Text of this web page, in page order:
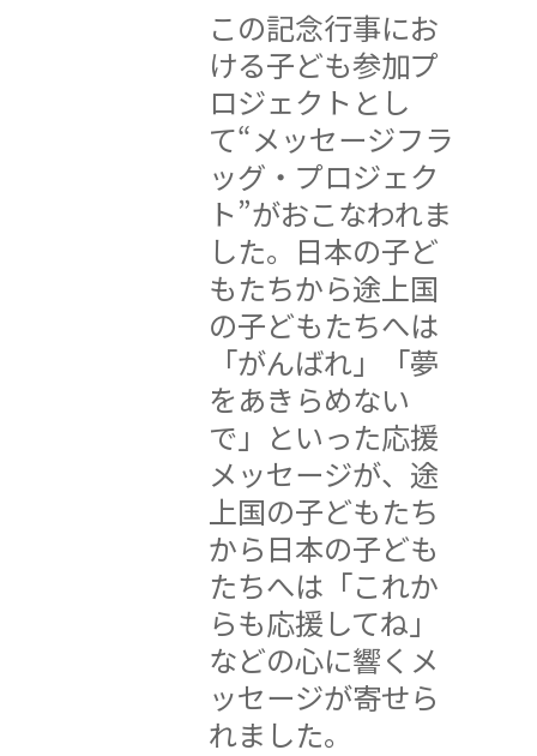
この記念行事にお
ける子ども参加プ
ロジェクトとし
て“メッセージフラ
ッグ・プロジェク
ト”がおこなわれま
した。日本の子ど
もたちから途上国
の子どもたちへは
「がんばれ」「夢
をあきらめない
で」といった応援
メッセージが、途
上国の子どもたち
から日本の子ども
たちへは「これか
らも応援してね」
などの心に響くメ
ッセージが寄せら
れました。